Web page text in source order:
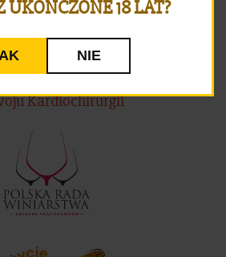
zalecane są przez Fundację
Kardiochirurgii
UKOŃCZONE 18 LAT?
NIE